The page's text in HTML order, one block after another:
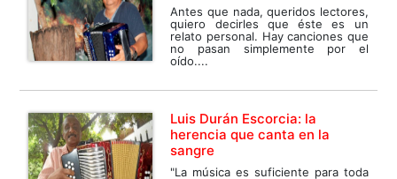
Antes que nada, queridos lectores,
quiero decirles que éste es un
relato personal. Hay canciones que
no pasan simplemente por el
oído....
Luis Durán Escorcia: la
herencia que canta en la
sangre
"La música es suficiente para toda